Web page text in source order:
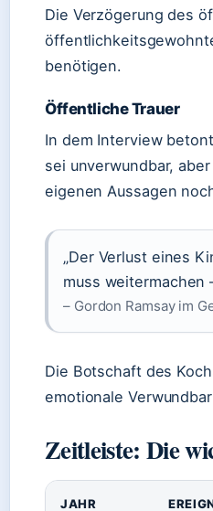
Die Verzögerung des
benötigen.
Öffentliche Trauer
In dem Interview
sei unverwundbar,
eigenen Aussagen
„Der Verlust eines
muss weitermachen
– Gordon Ramsay im
Die Botschaft des
emotionale
Zeitleiste: Die
Zeitleiste von Gordon
JAHR